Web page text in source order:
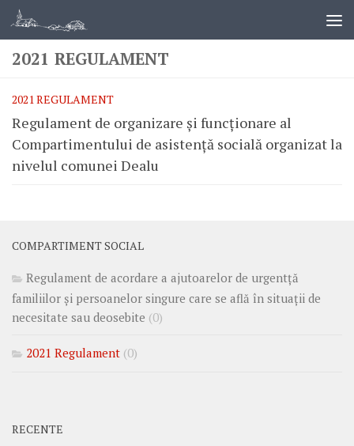
2021 REGULAMENT
2021 REGULAMENT
Regulament de organizare și funcționare al
Compartimentului de asistență socială organizat la
nivelul comunei Dealu
COMPARTIMENT SOCIAL
Regulament de acordare a ajutoarelor de urgentță
familiilor și persoanelor singure care se află în situații de
necesitate sau deosebite (0)
2021 Regulament (0)
RECENTE